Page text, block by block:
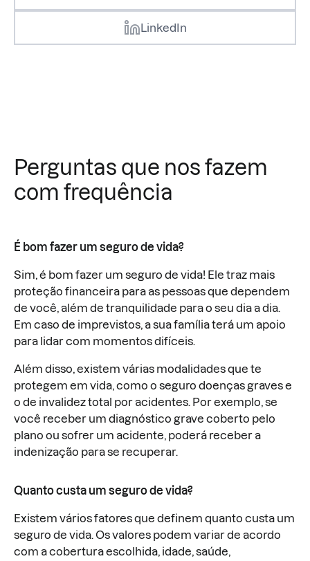
LinkedIn
Perguntas que nos fazem
com frequência
É bom fazer um seguro de vida?
Sim, é bom fazer um seguro de vida! Ele traz mais
proteção financeira para as pessoas que dependem
de você, além de tranquilidade para o seu dia a dia.
Em caso de imprevistos, a sua família terá um apoio
para lidar com momentos difíceis.
Além disso, existem várias modalidades que te
protegem em vida, como o seguro doenças graves e
o de invalidez total por acidentes. Por exemplo, se
você receber um diagnóstico grave coberto pelo
plano ou sofrer um acidente, poderá receber a
indenização para se recuperar.
Quanto custa um seguro de vida?
Existem vários fatores que definem quanto custa um
seguro de vida. Os valores podem variar de acordo
com a cobertura escolhida, idade, saúde,